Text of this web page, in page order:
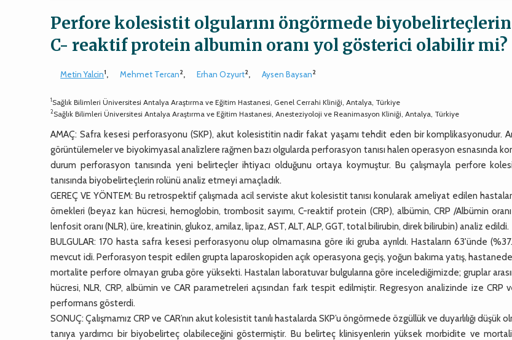
Perfore kolesistit olgularını öngörmede
C- reaktif protein albumin oranı yol gösterici olabilir mi?
Metin Yalcin1, Mehmet Tercan2, Erhan Ozyurt2, Aysen Baysan2
1Sağlık Bilimleri Üniversitesi Antalya Araştırma ve Eğitim Hastanesi, Genel Cerrahi Kliniği, Antalya, Türkiye
2Sağlık Bilimleri Üniversitesi Antalya Araştırma ve Eğitim Hastanesi, Anesteziyoloji ve Reanimasyon Kliniği, Antalya, Türkiye
AMAÇ: Safra kesesi perforasyonu (SKP), akut kolesistitin nadir fakat yaşamı tehdit eden bir komplikasyonudur.
görüntülemeler ve biyokimyasal analizlere rağmen bazı olgularda perforasyon tanısı halen operasyon esnasında
durum perforasyon tanısında yeni belirteçler ihtiyacı olduğunu ortaya koymuştur. Bu çalışmayla perfore
tanısında biyobelirteçlerin rolünü analiz etmeyi amaçladık.
GEREÇ VE YÖNTEM: Bu retrospektif çalışmada acil serviste akut kolesistit tanısı konularak ameliyat edilen
örnekleri (beyaz kan hücresi, hemoglobin, trombosit sayımı, C-reaktif protein (CRP), albümin, CRP /Albümin
lenfosit oranı (NLR), üre, kreatinin, glukoz, amilaz, lipaz, AST, ALT, ALP, GGT, total bilirubin, direk bilirubin) analiz edildi.
BULGULAR: 170 hasta safra kesesi perforasyonu olup olmamasına göre iki gruba ayrıldı. Hastaların 63'ünde
mevcut idi. Perforasyon tespit edilen grupta laparoskopiden açık operasyona geçiş, yoğun bakıma yatış, hastanede
mortalite perfore olmayan gruba göre yüksekti. Hastaları laboratuvar bulgularına göre incelediğimizde; gruplar
hücresi, NLR, CRP, albümin ve CAR parametreleri açısından fark tespit edilmiştir. Regresyon analizinde ize CRP
performans gösterdi.
SONUÇ: Çalışmamız CRP ve CAR’nın akut kolesistit tanılı hastalarda SKP’u öngörmede özgüllük ve duyarlılığı düşük
tanıya yardımcı bir biyobelirteç olabileceğini göstermiştir. Bu belirteç klinisyenlerin yüksek morbidite ve